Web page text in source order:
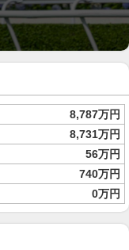
8,787万円
8,731万円
56万円
740万円
0万円